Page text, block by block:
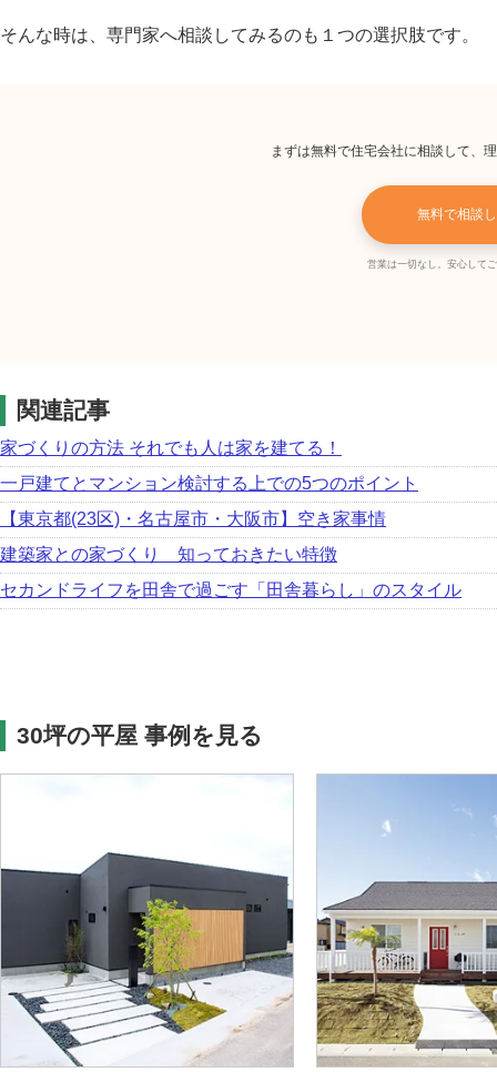
そんな時は、専門家へ相談してみるのも１つの選択肢です。
まずは無料で住宅会社に相談して、
無料で相談
営業は一切なし。安心して
関連記事
家づくりの方法 それでも人は家を建てる！
一戸建てとマンション検討する上での5つのポイント
【東京都(23区)・名古屋市・大阪市】空き家事情
建築家との家づくり 知っておきたい特徴
セカンドライフを田舎で過ごす「田舎暮らし」のスタイル
30坪の平屋 事例を見る